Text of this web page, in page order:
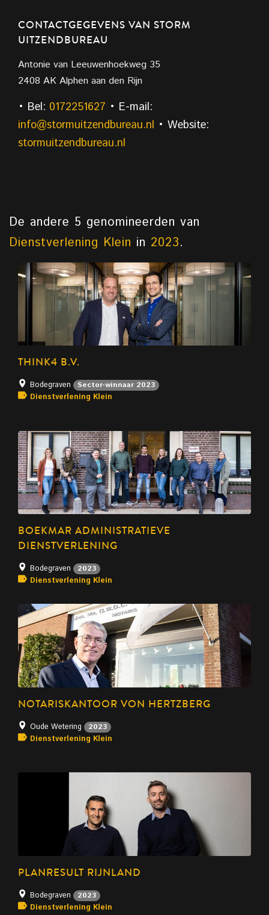
CONTACTGEGEVENS VAN STORM
UITZENDBUREAU
Antonie van Leeuwenhoekweg 35
2408 AK Alphen aan den Rijn
• Bel: 0172251627 • E-mail:
info@stormuitzendbureau.nl • Website:
stormuitzendbureau.nl
De andere 5 genomineerden van
Dienstverlening Klein in 2023.
THINK4 B.V.
Bodegraven Sector-winnaar 2023
Dienstverlening Klein
BOEKMAR ADMINISTRATIEVE
DIENSTVERLENING
Bodegraven 2023
Dienstverlening Klein
NOTARISKANTOOR VON HERTZBERG
Oude Wetering 2023
Dienstverlening Klein
PLANRESULT RIJNLAND
Bodegraven 2023
Dienstverlening Klein